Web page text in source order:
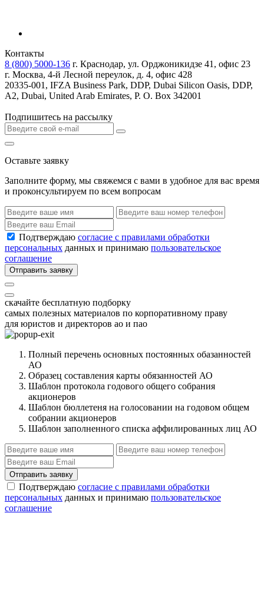
Контакты
8 (800) 5000-136 г. Краснодар, ул. Орджоникидзе 41, офис 23
г. Москва, 4-й Лесной переулок, д. 4, офис 428
20335-001, IFZA Business Park, DDP, Dubai Silicon Oasis, DDP,
A2, Dubai, United Arab Emirates, P. O. Box 342001
Подпишитесь на рассылку
Оставьте заявку
Заполните форму, мы свяжемся с вами в удобное для вас время
и проконсультируем по всем вопросам
Подтверждаю согласие с правилами обработки
персональных данных и принимаю пользовательское
соглашение
Отправить заявку
скачайте бесплатную подборку
самых полезных материалов по корпоративному праву
для юристов и директоров ао и пао
Полный перечень основных постоянных обазанностей
АО
Образец составления карты обязанностей АО
Шаблон протокола годового общего собрания
акционеров
Шаблон бюллетеня на голосовании на годовом общем
собрании акционеров
Шаблон заполненного списка аффилированных лиц АО
Отправить заявку
Подтверждаю согласие с правилами обработки
персональных данных и принимаю пользовательское
соглашение